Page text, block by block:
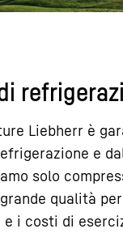
Liebherr è
e
solo
qualità
i costi di